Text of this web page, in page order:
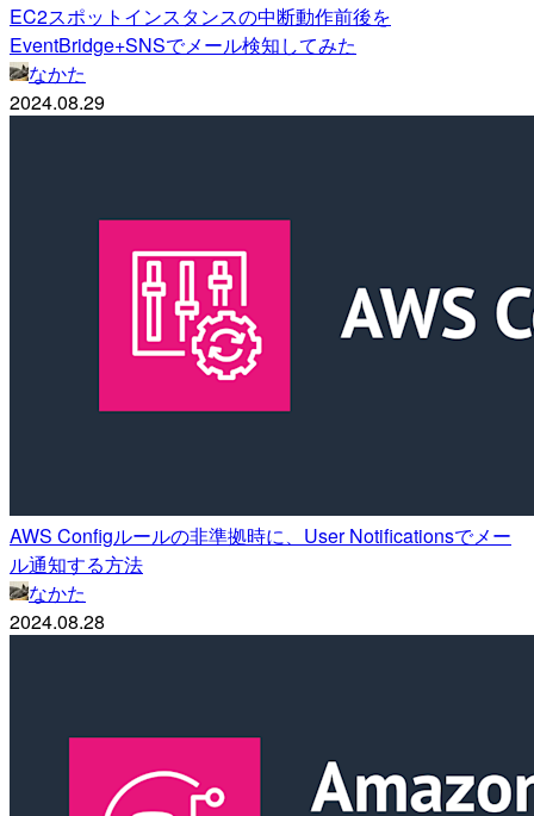
EC2スポットインスタンスの中断動作前後を
EventBridge+SNSでメール検知してみた
なかた
2024.08.29
AWS Configルールの非準拠時に、User Notificationsでメー
ル通知する方法
なかた
2024.08.28